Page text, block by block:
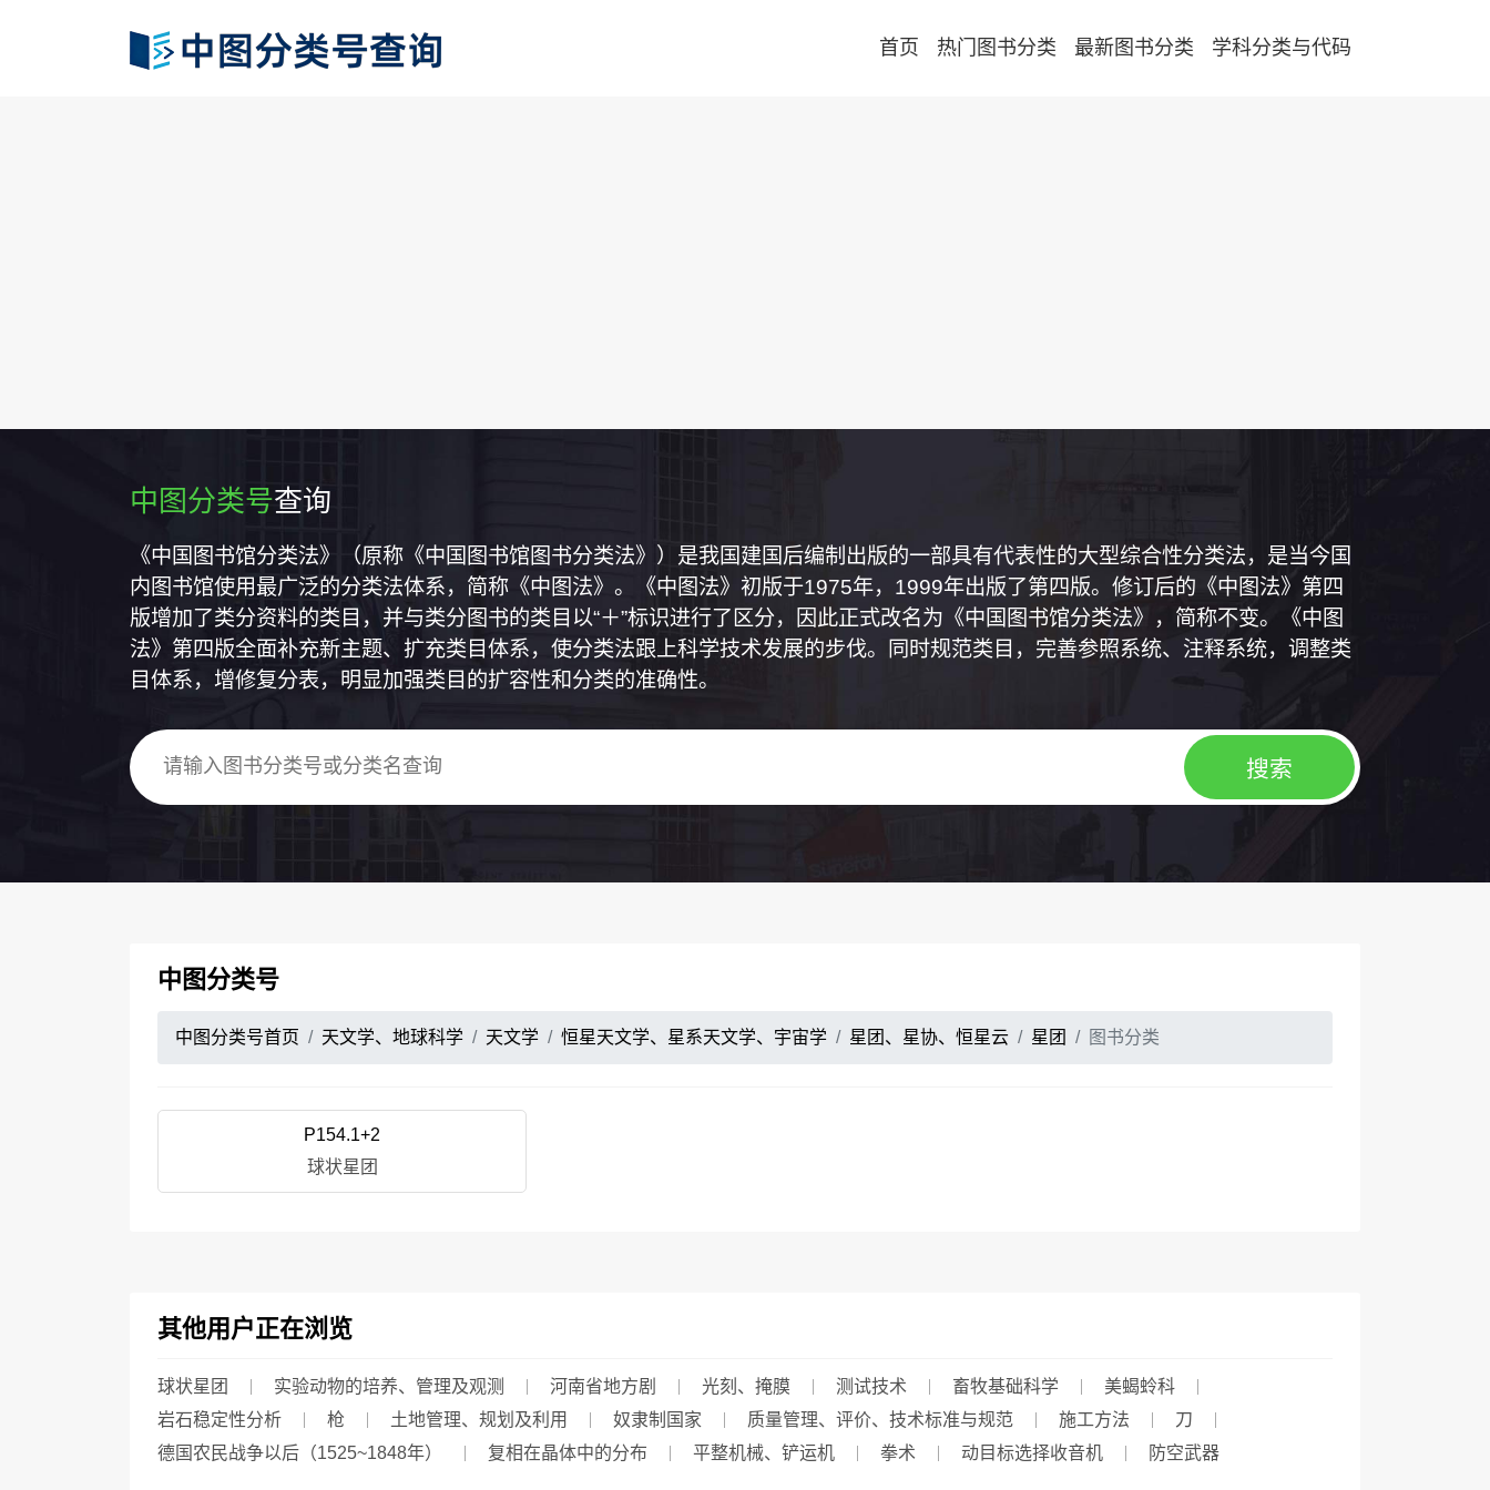
首页 热门图书分类 最新图书分类 学科分类与代码
中图分类号查询
《中国图书馆分类法》（原称《中国图书馆图书分类法》）是我国建国后编制出版的一部具有代表性的大型综合性分类法，是当今国
内图书馆使用最广泛的分类法体系，简称《中图法》。《中图法》初版于1975年，1999年出版了第四版。修订后的《中图法》第四
版增加了类分资料的类目，并与类分图书的类目以“＋”标识进行了区分，因此正式改名为《中国图书馆分类法》，简称不变。《中图
法》第四版全面补充新主题、扩充类目体系，使分类法跟上科学技术发展的步伐。同时规范类目，完善参照系统、注释系统，调整类
目体系，增修复分表，明显加强类目的扩容性和分类的准确性。
中图分类号
中图分类号首页 天文学、地球科学 天文学 恒星天文学、星系天文学、宇宙学 星团、星协、恒星云 星团 图书分类
P154.1+2
球状星团
其他用户正在浏览
球状星团 实验动物的培养、管理及观测 河南省地方剧 光刻、掩膜 测试技术 畜牧基础科学
美蝎蛉科
岩石稳定性分析
枪 土地管理、规划及利用 奴隶制国家 质量管理、评价、技术标准与规范 施工方法
刀
德国农民战争以后（1525~1848年）
复相在晶体中的分布 平整机械、铲运机 拳术 动目标选择收音机 防空武器